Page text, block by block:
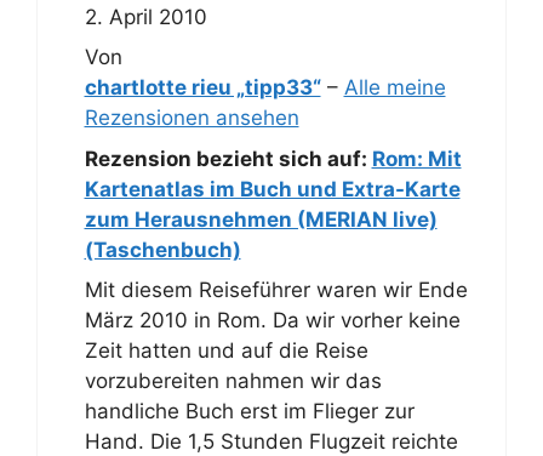
2. April 2010
Von
chartlotte rieu „tipp33“– Alle meine
Rezensionen ansehen
Rezension bezieht sich auf: Rom: Mit
Kartenatlas im Buch und Extra-Karte
zum Herausnehmen (MERIAN live)
(Taschenbuch)
Mit diesem Reiseführer waren wir Ende
März 2010 in Rom. Da wir vorher keine
Zeit hatten und auf die Reise
vorzubereiten nahmen wir das
handliche Buch erst im Flieger zur
Hand. Die 1,5 Stunden Flugzeit reichte